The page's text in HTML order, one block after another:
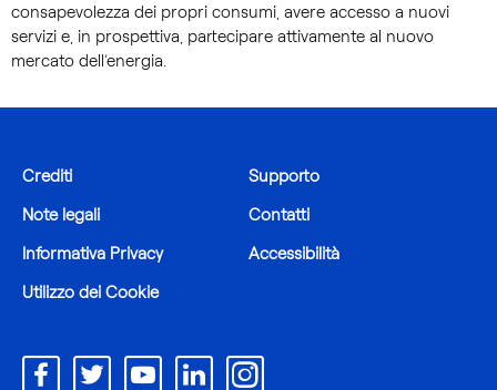
consapevolezza dei propri consumi, avere accesso a nuovi
servizi e, in prospettiva, partecipare attivamente al nuovo
mercato dell’energia.
Crediti
Note legali
Informativa Privacy
Utilizzo dei Cookie
Supporto
Contatti
Accessibilità